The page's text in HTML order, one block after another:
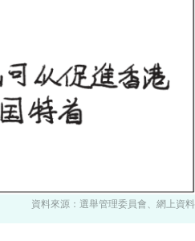
資料來源：選舉管理委員會、網上資料